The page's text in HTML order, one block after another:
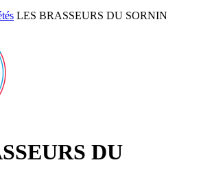
LES BRASSEURS DU SORNIN
DU